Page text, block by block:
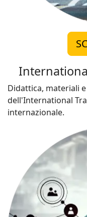
Didattica, materiali
dell'International
internazionale.